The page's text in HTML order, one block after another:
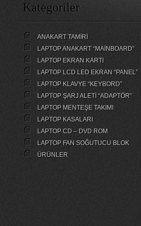
Kategoriler
ANAKART TAMİRİ
LAPTOP ANAKART “MAİNBOARD”
LAPTOP EKRAN KARTI
LAPTOP LCD LED EKRAN “PANEL”
LAPTOP KLAVYE “KEYBORD”
LAPTOP ŞARJ ALETİ “ADAPTÖR”
LAPTOP MENTEŞE TAKIMI
LAPTOP KASALARI
LAPTOP CD – DVD ROM
LAPTOP FAN SOĞUTUCU BLOK
ÜRÜNLER